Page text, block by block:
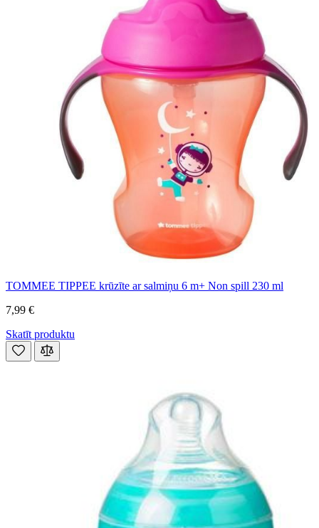
TOMMEE TIPPEE krūzīte ar salmiņu 6 m+ Non spill 230 ml
7,99 €
Skatīt produktu